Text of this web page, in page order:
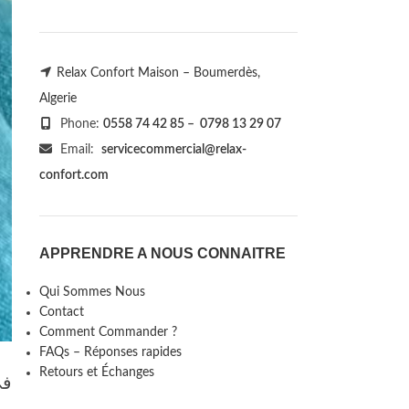
Relax Confort Maison – Boumerdès,
Algerie
Phone: 0558 74 42 85– 0798 13 29 07
Email: servicecommercial@relax-
confort.com
APPRENDRE A NOUS CONNAITRE
Qui Sommes Nous
Contact
Comment Commander ?
FAQs – Réponses rapides
Retours et Échanges